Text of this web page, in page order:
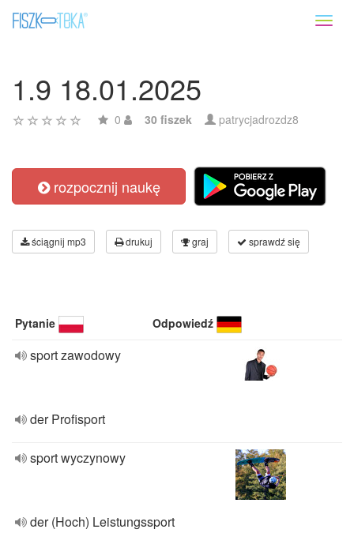
1.9 18.01.2025
0 30 fiszek patrycjadrozdz8
rozpocznij naukę
ściągnij mp3 drukuj graj sprawdź się
Pytanie Odpowiedź
sport zawodowy
der Profisport
sport wyczynowy
der (Hoch) Leistungssport